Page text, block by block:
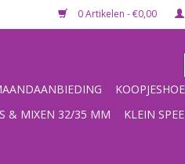
0 Artikelen - €0,00
& MIXEN 32/35 MM
KLEIN